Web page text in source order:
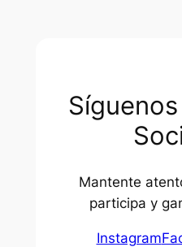
Mantente
participa y
Instagram